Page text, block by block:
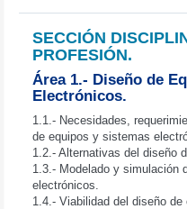
SECCIÓN
PROFESIÓN.
Área 1.- Diseño de
Electrónicos.
1.1.- Necesidades,
de equipos y sistemas
1.2.- Alternativas del diseño
1.3.- Modelado y simulación
electrónicos.
1.4.- Viabilidad del diseño